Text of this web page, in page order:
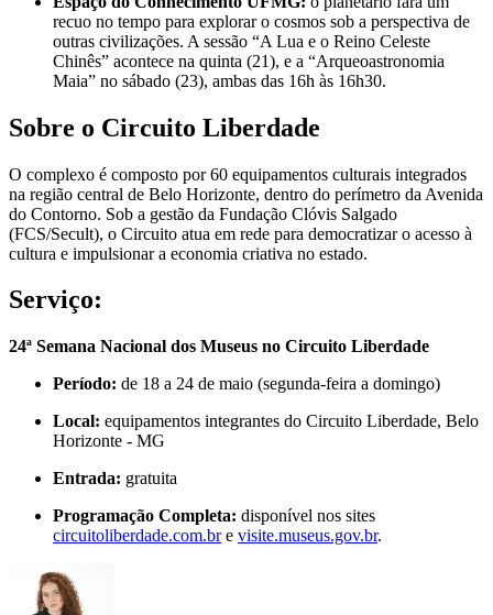
recuo no tempo para explorar o cosmos sob a perspectiva de
outras civilizações. A sessão “A Lua e o Reino Celeste
Chinês” acontece na quinta (21), e a “Arqueoastronomia
Maia” no sábado (23), ambas das 16h às 16h30.
Sobre o Circuito Liberdade
O complexo é composto por 60 equipamentos culturais integrados
na região central de Belo Horizonte, dentro do perímetro da Avenida
do Contorno. Sob a gestão da Fundação Clóvis Salgado
(FCS/Secult), o Circuito atua em rede para democratizar o acesso à
cultura e impulsionar a economia criativa no estado.
Serviço:
24ª Semana Nacional dos Museus no Circuito Liberdade
Período: de 18 a 24 de maio (segunda-feira a domingo)
Local: equipamentos integrantes do Circuito Liberdade, Belo
Horizonte - MG
Entrada: gratuita
Programação Completa: disponível nos sites
circuitoliberdade.com.bre visite.museus.gov.br.